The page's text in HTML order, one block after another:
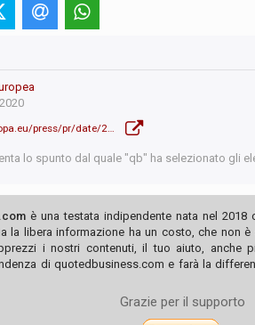
www.ecb.europa.eu/press/pr/date/2020/html/ecb.mp201210~8c2778b843.en.html
lo spunto dal quale "qb" ha selezionato gli
è una testata indipendente nata nel 2018
la libera informazione ha un costo, che non
i nostri contenuti, il tuo aiuto, anche
di quotedbusiness.com e farà la
Grazie per il supporto